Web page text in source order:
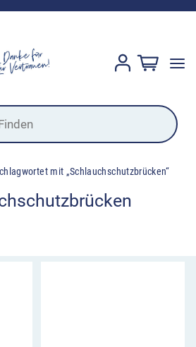
mit „Schlauchschutzbrücken“